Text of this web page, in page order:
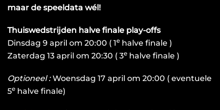
maar de speeldata wél!
Thuiswedstrijden halve finale play-offs
Dinsdag 9 april om 20:00 ( 1e halve finale )
Zaterdag 13 april om 20:30 ( 3e halve finale )
Optioneel :Woensdag 17 april om 20:00 ( eventuele
5e halve finale)